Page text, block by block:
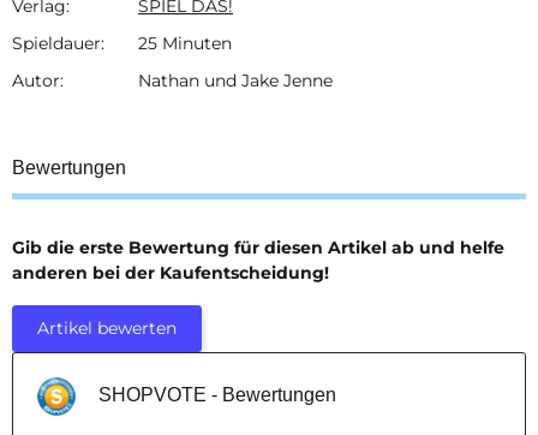
Verlag:
SPIEL DAS!
Spieldauer:
25 Minuten
Autor:
Nathan und Jake Jenne
Bewertungen
Gib die erste Bewertung für diesen Artikel ab und helfe
anderen bei der Kaufentscheidung!
Artikel bewerten
SHOPVOTE - Bewertungen